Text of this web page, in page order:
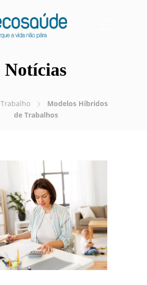
Notícias
Trabalho
Modelos Híbridos
de Trabalhos